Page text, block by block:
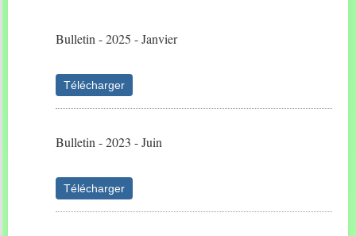
Bulletin - 2025 - Janvier
Télécharger
Bulletin - 2023 - Juin
Télécharger